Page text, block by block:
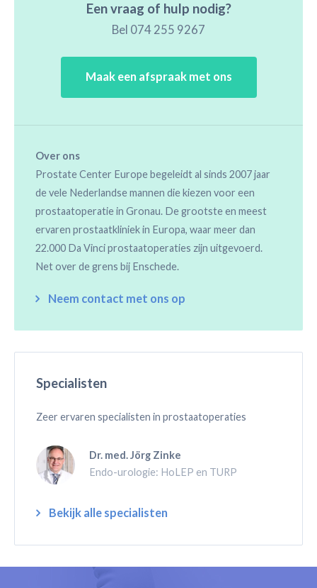
Een vraag of hulp nodig?
Bel 074 255 9267
Maak een afspraak met ons
Over ons
Prostate Center Europe begeleidt al sinds 2007 jaar
de vele Nederlandse mannen die kiezen voor een
prostaatoperatie in Gronau. De grootste en meest
ervaren prostaatkliniek in Europa, waar meer dan
22.000 Da Vinci prostaatoperaties zijn uitgevoerd.
Net over de grens bij Enschede.
Neem contact met ons op
Specialisten
Zeer ervaren specialisten in prostaatoperaties
Dr. med. Jörg Zinke
Endo-urologie: HoLEP en TURP
Bekijk alle specialisten